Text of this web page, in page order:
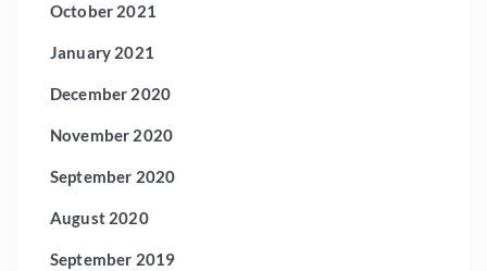
October 2021
January 2021
December 2020
November 2020
September 2020
August 2020
September 2019